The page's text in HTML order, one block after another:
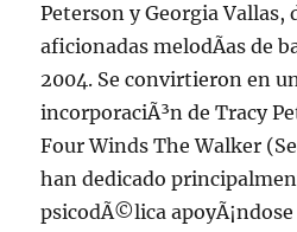
Peterson y Georgia Vallas,
aficionadas melodÃ­as de
2004. Se convirtieron en
incorporaciÃ³n de Tracy
Four Winds The Walker
han dedicado
psicodÃ©lica